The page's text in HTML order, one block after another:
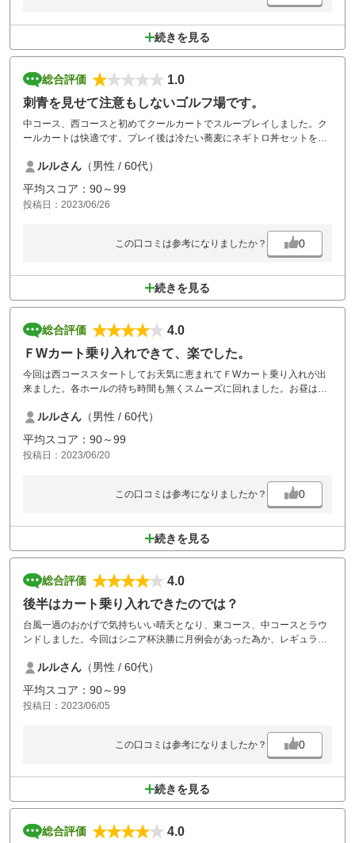
続きを見る
総合評価
1.0
刺青を見せて注意もしないゴルフ場です。
中コース、西コースと初めてクールカートでスループレイしました。ク
ールカートは快適です。プレイ後は冷たい蕎麦にネギトロ丼セットをた
食堂に刺青を隠さずもせずに、最近のゴルフ場で刺青は久しぶりです。
従業員は誰一人注意もせず。評価に値しません。
ルルさん （男性 / 60代）
平均スコア：90～99
投稿日：2023/06/26
この口コミは参考になりましたか？ 0
続きを見る
総合評価
4.0
ＦWカート乗り入れできて、楽でした。
今回は西コーススタートしてお天気に恵まれてＦWカート乗り入れが出
来ました。各ホールの待ち時間も無くスムーズに回れました。お昼は五
ウンドできました。
駐車場迄の距離がある為カートの送りをしてくれるとありがたいです。
ルルさん （男性 / 60代）
平均スコア：90～99
投稿日：2023/06/20
この口コミは参考になりましたか？ 0
続きを見る
総合評価
4.0
後半はカート乗り入れできたのでは？
台風一過のおかげで気持ちいい晴天となり、東コース、中コースとラウ
ンドしました。今回はシニア杯決勝に月例会があった為か、レギュラー
お昼は五目中華丼をいただきました。
美味しかったです。
ルルさん （男性 / 60代）
平均スコア：90～99
投稿日：2023/06/05
この口コミは参考になりましたか？ 0
続きを見る
総合評価
4.0